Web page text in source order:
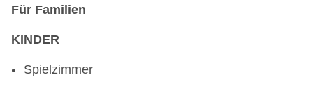
Für Familien
KINDER
Spielzimmer